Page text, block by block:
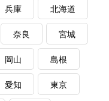
兵庫 北海道
奈良 宮城
岡山 島根
愛知 東京